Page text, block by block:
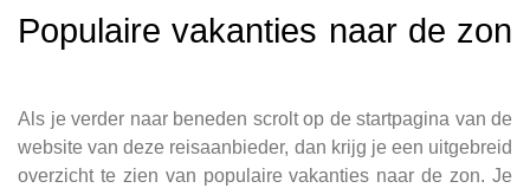
Populaire vakanties naar de zon
Als je verder naar beneden scrolt op de startpagina van de
website van deze reisaanbieder, dan krijg je een uitgebreid
overzicht te zien van populaire vakanties naar de zon. Je